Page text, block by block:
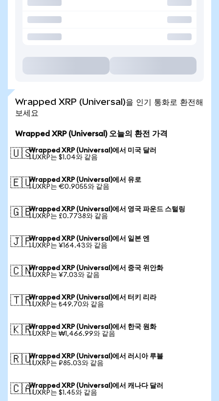
Wrapped XRP (Universal)을 인기 통화로 환전해
보세요
Wrapped XRP (Universal) 오늘의 환전 가격
🇺🇸Wrapped XRP (Universal)에서 미국 달러
1 UXRP는 $1.04와 같음
🇪🇺Wrapped XRP (Universal)에서 유로
1 UXRP는 €0.9055와 같음
🇬🇧Wrapped XRP (Universal)에서 영국 파운드 스털링
1 UXRP는 £0.7738와 같음
🇯🇵Wrapped XRP (Universal)에서 일본 엔
1 UXRP는 ¥164.43와 같음
🇨🇳Wrapped XRP (Universal)에서 중국 위안화
1 UXRP는 ¥7.03와 같음
🇹🇷Wrapped XRP (Universal)에서 터키 리라
1 UXRP는 ₺49.70와 같음
🇰🇷Wrapped XRP (Universal)에서 한국 원화
1 UXRP는 ₩1,466.99와 같음
🇷🇺Wrapped XRP (Universal)에서 러시아 루블
1 UXRP는 ₽85.03와 같음
🇨🇦Wrapped XRP (Universal)에서 캐나다 달러
1 UXRP는 $1.45와 같음